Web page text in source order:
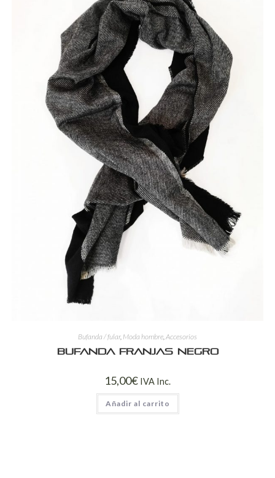
Bufanda / fular, Moda hombre Accesorios
Bufanda franjas negro
15,00€ IVA Inc.
Añadir al carrito